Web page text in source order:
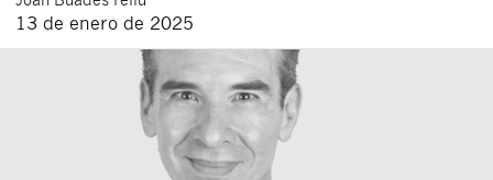
13 de enero de 2025